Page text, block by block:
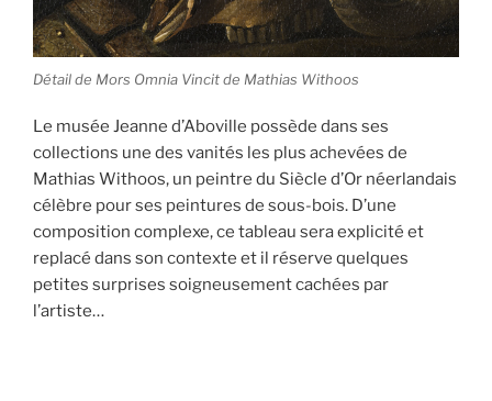
Détail de Mors Omnia Vincit de Mathias Withoos
Le musée Jeanne d’Aboville possède dans ses
collections une des vanités les plus achevées de
Mathias Withoos, un peintre du Siècle d’Or néerlandais
célèbre pour ses peintures de sous-bois. D’une
composition complexe, ce tableau sera explicité et
replacé dans son contexte et il réserve quelques
petites surprises soigneusement cachées par
l’artiste…